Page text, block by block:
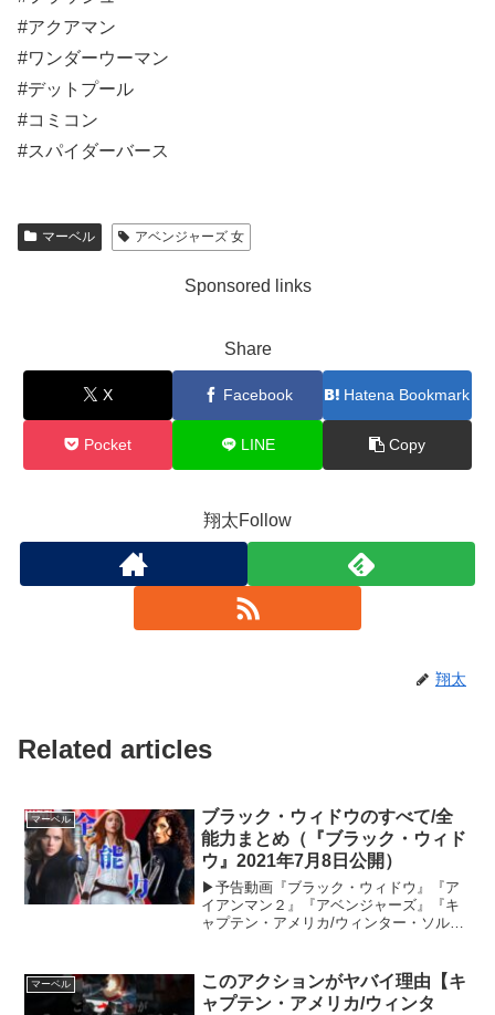
#アクアマン
#ワンダーウーマン
#デットプール
#コミコン
#スパイダーバース
マーベル アベンジャーズ 女
Sponsored links
Share
X Facebook Hatena Bookmark
Pocket LINE Copy
翔太Follow
翔太
Related articles
マーベル
ブラック・ウィドウのすべて/全
能力まとめ（『ブラック・ウィド
ウ』2021年7月8日公開）
▶予告動画『ブラック・ウィドウ』『ア
イアンマン２』『アベンジャーズ』『キ
ャプテン・アメリカ/ウィンター・ソルジ
ン・アメリカ』『アベンジャーズ/インフ
ィニティウォー』...
マーベル
このアクションがヤバイ理由【キ
ャプテン・アメリカ/ウィンタ